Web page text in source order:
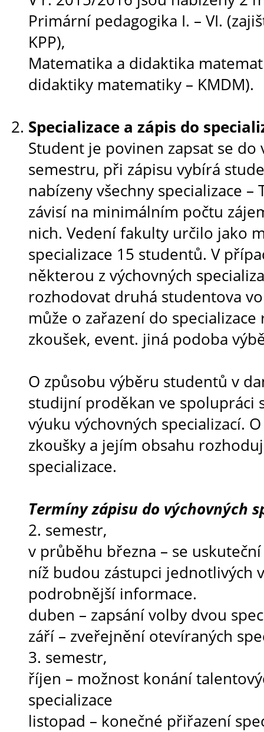
Primární pedagogika I. – VI.
KPP),
Matematika a didaktika
didaktiky matematiky – KMDM).
Specializace a zápis do
Student je povinen zapsat se do
semestru, při zápisu vybírá
nabízeny všechny specializace –
závisí na minimálním počtu
nich. Vedení fakulty určilo jako
specializace 15 studentů. V
některou z výchovných
rozhodovat druhá studentova
může o zařazení do
zkoušek, event. jiná podoba
O způsobu výběru studentů v
studijní proděkan ve spolupráci
výuku výchovných specializací.
zkoušky a jejím obsahu
specializace.
Termíny zápisu do výchovných
2. semestr,
v průběhu března – se
níž budou zástupci jednotlivých
podrobnější informace.
duben – zapsání volby dvou
září – zveřejnění otevíraných
3. semestr,
říjen – možnost konání
specializace
listopad – konečné přiřazení